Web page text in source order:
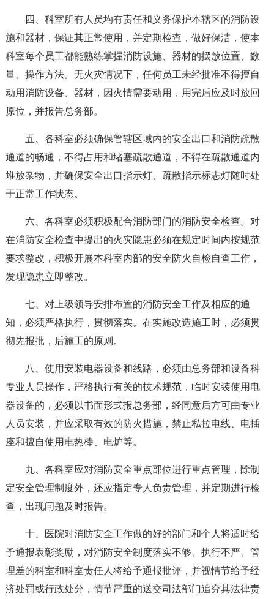
四、科室所有人员均有责任和义务保护本辖区的消防设
施和器材，保证其正常使用，并定期检查，做好保洁，使本
科室每个员工都能熟练掌握消防设施、器材的摆放位置、数
量、操作方法。无火灾情况下，任何员工未经批准不得擅自
动用消防设备、器材，因火情需要动用，用完后应及时放回
原位，并报告总务部。
五、各科室必须确保管辖区域内的安全出口和消防疏散
通道的畅通，不得占用和堵塞疏散通道，不得在疏散通道内
堆放杂物，并确保安全出口指示灯、疏散指示标志灯随时处
于正常工作状态。
六、各科室必须积极配合消防部门的消防安全检查。对
在消防安全检查中提出的火灾隐患必须在规定时间内按规范
要求整改，积极开展本科室内部的安全防火自检自查工作，
发现隐患立即整改。
七、对上级领导安排布置的消防安全工作及相应的通
知，必须严格执行，贯彻落实。在实施改造施工时，必须贯
彻先报批，后施工的原则。
八、使用安装电器设备和线路，必须由总务部和设备科
专业人员操作，严格执行有关的技术规范，临时安装使用电
器设备的，必须以书面形式报总务部，经同意后方可由专业
人员安装，并应采取有效的防火措施，禁止私拉电线、电插
座和擅自使用电热棒、电炉等。
九、各科室应对消防安全重点部位进行重点管理，除制
定安全管理制度外，还应指定专人负责管理，并定期进行检
查，出现问题及时报告。
十、医院对消防安全工作做的好的部门和个人将适时给
予通报表彰奖励，对消防安全制度落实不够、执行不严、管
理差的科室和科室责任人将给予通报批评，并视情节给予经
济处罚或行政处分，情节严重的送交司法部门追究其法律责